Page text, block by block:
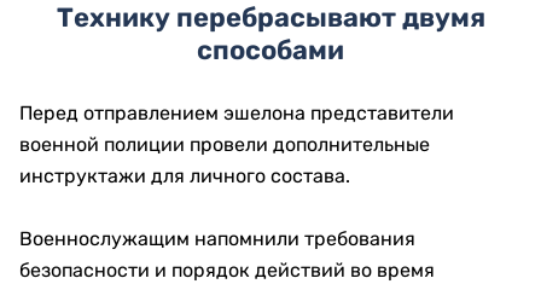
Технику перебрасывают двумя
способами
Перед отправлением эшелона представители
военной полиции провели дополнительные
инструктажи для личного состава.
Военнослужащим напомнили требования
безопасности и порядок действий во время